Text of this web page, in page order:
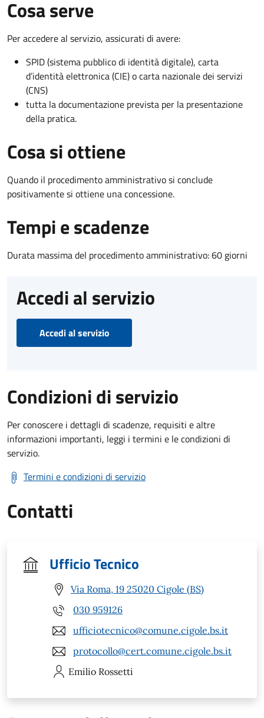
Cosa serve
Per accedere al servizio, assicurati di avere:
SPID (sistema pubblico di identità digitale), carta
d’identità elettronica (CIE) o carta nazionale dei servizi
(CNS)
tutta la documentazione prevista per la presentazione
della pratica.
Cosa si ottiene
Quando il procedimento amministrativo si conclude
positivamente si ottiene una concessione.
Tempi e scadenze
Durata massima del procedimento amministrativo: 60 giorni
Accedi al servizio
Accedi al servizio
Condizioni di servizio
Per conoscere i dettagli di scadenze, requisiti e altre
informazioni importanti, leggi i termini e le condizioni di
servizio.
Termini e condizioni di servizio
Contatti
Ufficio Tecnico
Via Roma, 19 25020 Cigole (BS)
030 959126
ufficiotecnico@comune.cigole.bs.it
protocollo@cert.comune.cigole.bs.it
Emilio Rossetti